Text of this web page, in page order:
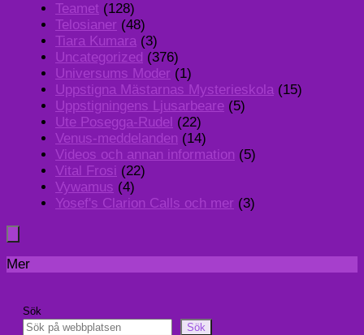
Teamet (128)
Telosianer (48)
Tiara Kumara (3)
Uncategorized (376)
Universums Moder (1)
Uppstigna Mästarnas Mysterieskola (15)
Uppstigningens Ljusarbeare (5)
Ute Posegga-Rudel (22)
Venus-meddelanden (14)
Videos och annan information (5)
Vital Frosi (22)
Vywamus (4)
Yosef's Clarion Calls och mer (3)
Mer
Sök
Sök